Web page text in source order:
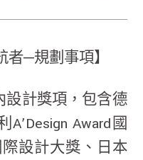
者─規劃事項】
設計獎項，包含德
Award國
設計大獎、日本